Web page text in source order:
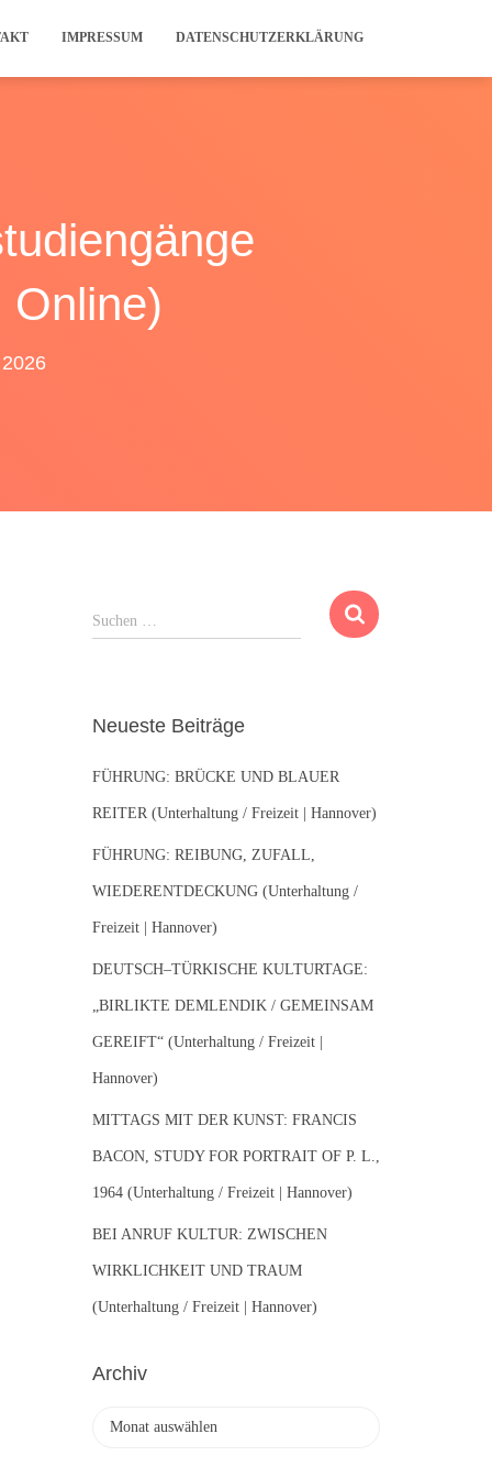
IMPRESSUM DATENSCHUTZERKLÄRUNG
Online)
u
n
a
c
:
Suchen …
Neueste Beiträge
FÜHRUNG: BRÜCKE UND BLAUER
REITER (Unterhaltung / Freizeit | Hannover)
FÜHRUNG: REIBUNG, ZUFALL,
WIEDERENTDECKUNG (Unterhaltung /
Freizeit | Hannover)
DEUTSCH–TÜRKISCHE KULTURTAGE:
„BIRLIKTE DEMLENDIK / GEMEINSAM
GEREIFT“ (Unterhaltung / Freizeit |
Hannover)
MITTAGS MIT DER KUNST: FRANCIS
BACON, STUDY FOR PORTRAIT OF P. L.,
1964 (Unterhaltung / Freizeit | Hannover)
BEI ANRUF KULTUR: ZWISCHEN
WIRKLICHKEIT UND TRAUM
(Unterhaltung / Freizeit | Hannover)
Archiv